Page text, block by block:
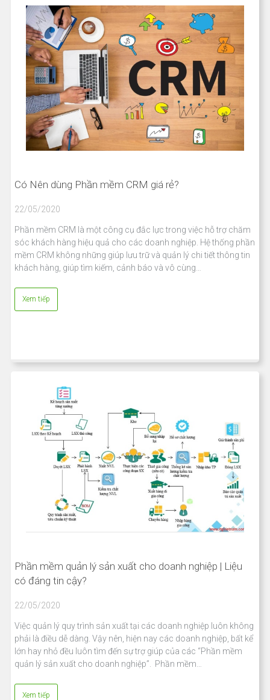
Có Nên dùng Phần mềm CRM giá rẻ?
22/05/2020
Phần mềm CRM là một công cụ đắc lực trong việc hỗ trợ chăm
sóc khách hàng hiệu quả cho các doanh nghiệp. Hệ thống phần
mềm CRM không những giúp lưu trữ và quản lý chi tiết thông tin
khách hàng, giúp tìm kiếm, cảnh báo và vô cùng…
Xem tiếp
Phần mềm quản lý sản xuất cho doanh nghiệp | Liệu
có đáng tin cậy?
22/05/2020
Việc quản lý quy trình sản xuất tại các doanh nghiệp luôn không
phải là điều dễ dàng. Vậy nên, hiện nay các doanh nghiệp, bất kể
lớn hay nhỏ đều luôn tìm đến sự trợ giúp của các “Phần mềm
quản lý sản xuất cho doanh nghiệp”. Phần mềm…
Xem tiếp